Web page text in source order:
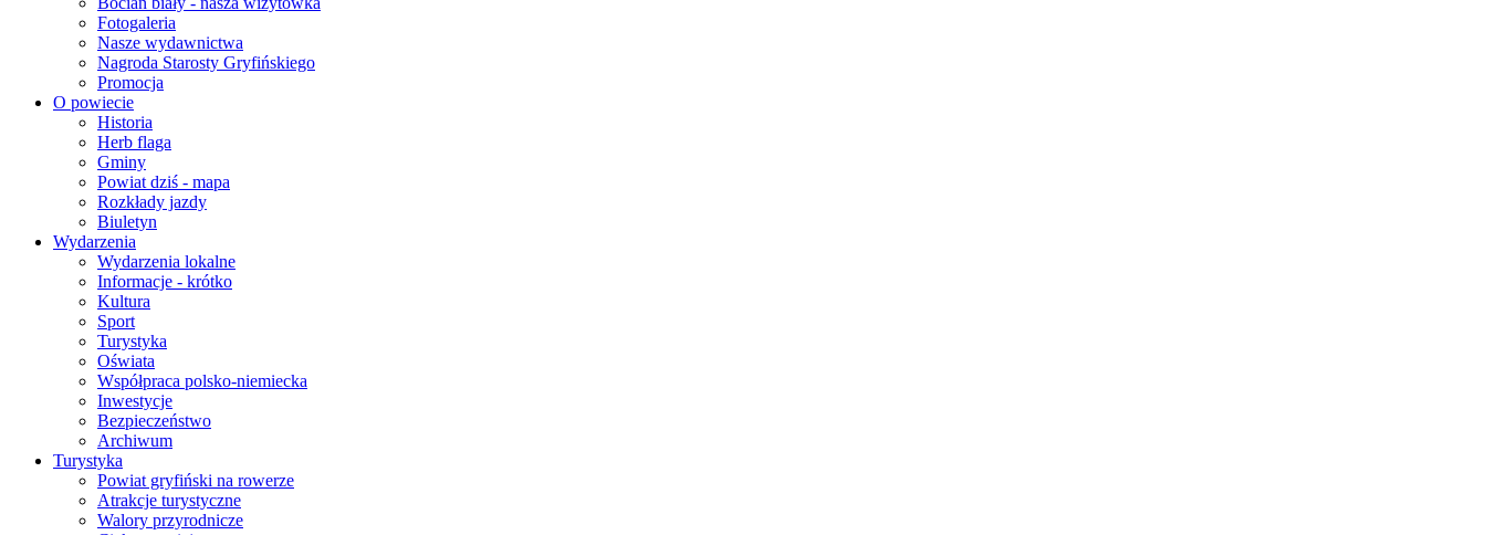
Fotogaleria
Nasze wydawnictwa
Nagroda Starosty Gryfińskiego
Promocja
O powiecie
Historia
Herb flaga
Gminy
Powiat dziś - mapa
Rozkłady jazdy
Biuletyn
Wydarzenia
Wydarzenia lokalne
Informacje - krótko
Kultura
Sport
Turystyka
Oświata
Współpraca polsko-niemiecka
Inwestycje
Bezpieczeństwo
Archiwum
Turystyka
Powiat gryfiński na rowerze
Atrakcje turystyczne
Walory przyrodnicze